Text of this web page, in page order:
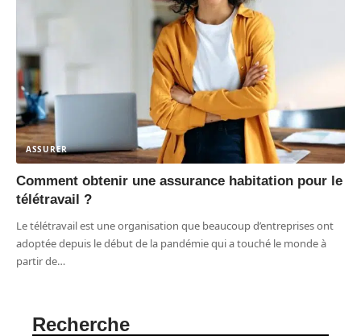
ASSURER
Comment obtenir une assurance habitation pour le
télétravail ?
Le télétravail est une organisation que beaucoup d’entreprises ont
adoptée depuis le début de la pandémie qui a touché le monde à
partir de…
Recherche